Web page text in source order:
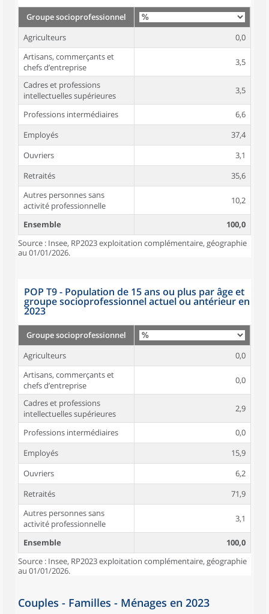
Groupe socioprofessionnel
Agriculteurs
0,0
Artisans, commerçants et
chefs d’entreprise
3,5
Cadres et professions
intellectuelles supérieures
3,5
Professions intermédiaires
6,6
Employés
37,4
Ouvriers
3,1
Retraités
35,6
Autres personnes sans
activité professionnelle
10,2
Ensemble
100,0
Source : Insee, RP2023 exploitation complémentaire, géographie
au 01/01/2026.
POP T9 - Population de 15 ans ou plus par âge et
groupe socioprofessionnel actuel ou antérieur en
2023
Groupe socioprofessionnel
Agriculteurs
0,0
Artisans, commerçants et
chefs d’entreprise
0,0
Cadres et professions
intellectuelles supérieures
2,9
Professions intermédiaires
0,0
Employés
15,9
Ouvriers
6,2
Retraités
71,9
Autres personnes sans
activité professionnelle
3,1
Ensemble
100,0
Source : Insee, RP2023 exploitation complémentaire, géographie
au 01/01/2026.
Couples - Familles - Ménages en 2023